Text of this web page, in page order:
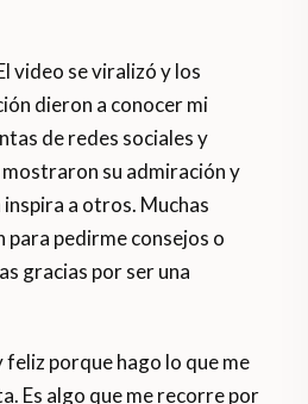
video se viralizó y los
dieron a conocer mi
de redes sociales y
mostraron su admiración y
a otros. Muchas
para pedirme consejos o
gracias por ser una
porque hago lo que me
Es algo que me recorre por